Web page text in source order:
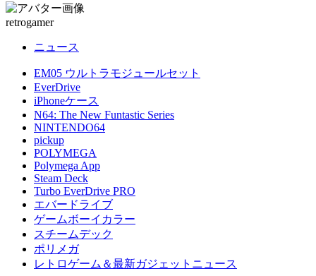
retrogamer
ニュース
EM05 ウルトラモジュールセット
EverDrive
iPhoneケース
N64: The New Funtastic Series
NINTENDO64
pickup
POLYMEGA
Polymega App
Steam Deck
Turbo EverDrive PRO
エバードライブ
ゲームボーイカラー
スチームデック
ポリメガ
レトロゲーム＆最新ガジェットニュース